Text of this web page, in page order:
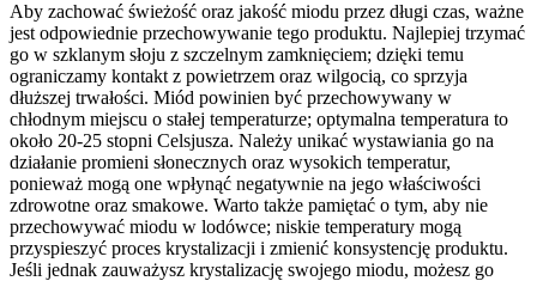
Aby zachować świeżość oraz jakość miodu przez długi czas, ważne
jest odpowiednie przechowywanie tego produktu. Najlepiej trzymać
go w szklanym słoju z szczelnym zamknięciem; dzięki temu
ograniczamy kontakt z powietrzem oraz wilgocią, co sprzyja
dłuższej trwałości. Miód powinien być przechowywany w
chłodnym miejscu o stałej temperaturze; optymalna temperatura to
około 20-25 stopni Celsjusza. Należy unikać wystawiania go na
działanie promieni słonecznych oraz wysokich temperatur,
ponieważ mogą one wpłynąć negatywnie na jego właściwości
zdrowotne oraz smakowe. Warto także pamiętać o tym, aby nie
przechowywać miodu w lodówce; niskie temperatury mogą
przyspieszyć proces krystalizacji i zmienić konsystencję produktu.
Jeśli jednak zauważysz krystalizację swojego miodu, możesz go